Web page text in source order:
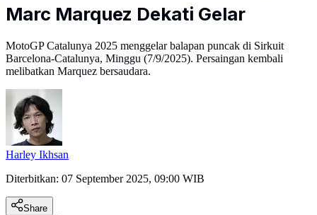
Marc Marquez Dekati Gelar
MotoGP Catalunya 2025 menggelar balapan puncak di Sirkuit
Barcelona-Catalunya, Minggu (7/9/2025). Persaingan kembali
melibatkan Marquez bersaudara.
Harley Ikhsan
Diterbitkan: 07 September 2025, 09:00 WIB
Share